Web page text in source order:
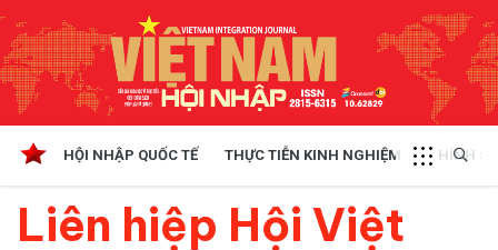
HỘI NHẬP QUỐC TẾ THỰC TIỄN KINH NGHIỆM CHÍNH
Liên hiệp Hội Việt